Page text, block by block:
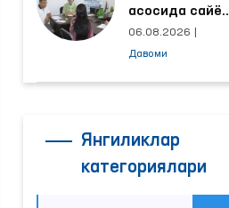
асосида сайёр
қабул
ўтказиладиган
06.08.2026
Давоми
Янгиликлар
категориялари